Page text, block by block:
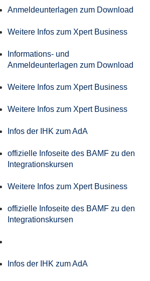
Anmeldeunterlagen zum Download
Weitere Infos zum Xpert Business
Informations- und
Anmeldeunterlagen zum Download
Weitere Infos zum Xpert Business
Weitere Infos zum Xpert Business
Infos der IHK zum AdA
offizielle Infoseite des BAMF zu den
Integrationskursen
Weitere Infos zum Xpert Business
offizielle Infoseite des BAMF zu den
Integrationskursen
Infos der IHK zum AdA